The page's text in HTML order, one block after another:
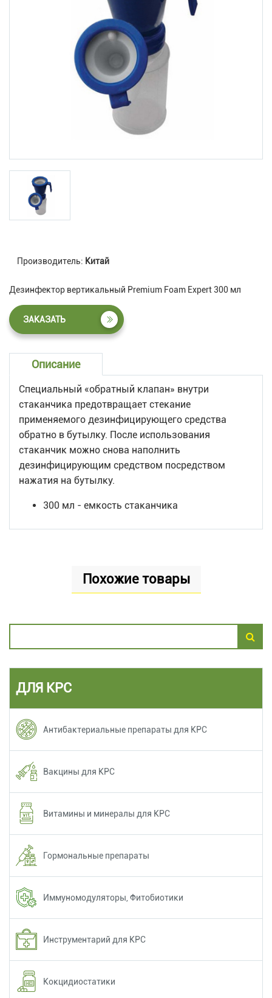
Производитель: Китай
Дезинфектор вертикальный Premium Foam Expert 300 мл
ЗАКАЗАТЬ
Описание
Специальный «обратный клапан» внутри
стаканчика предотвращает стекание
применяемого дезинфицирующего средства
обратно в бутылку. После использования
стаканчик можно снова наполнить
дезинфицирующим средством посредством
нажатия на бутылку.
300 мл - емкость стаканчика
Похожие товары
ДЛЯ КРС
Антибактериальные препараты для КРС
Вакцины для КРС
Витамины и минералы для КРС
Гормональные препараты
Иммуномодуляторы, Фитобиотики
Инструментарий для КРС
Кокцидиостатики